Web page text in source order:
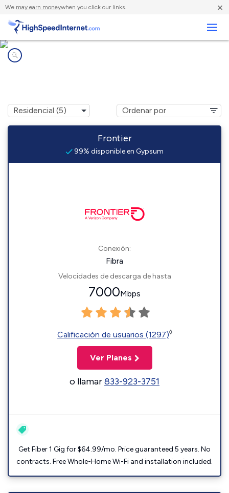
We may earn moneywhen you click our links. ×
Frontier
99% disponible en Gypsum
Conexión:
Fibra
Velocidades de descarga de hasta
7000Mbps
Calificación de usuarios (1297)◊
Ver Planes
o llamar833-923-3751
Get Fiber 1 Gig for $64.99/mo. Price guaranteed 5 years. No
contracts. Free Whole-Home Wi-Fi and installation included.